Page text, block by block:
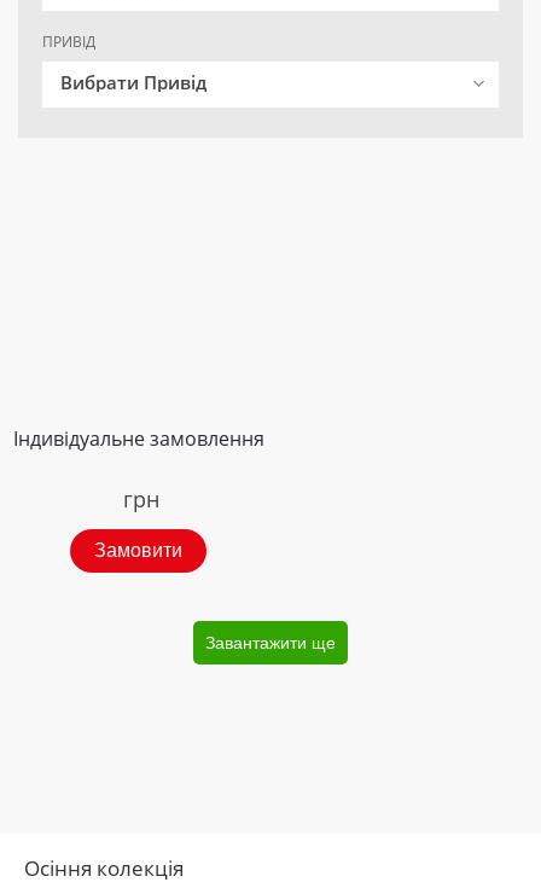
ПРИВІД
Вибрати Привід
Індивідуальне замовлення
грн
Замовити
Завантажити ще
Осіння колекція